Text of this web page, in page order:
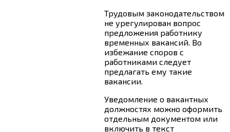
Трудовым законодательством
не урегулирован вопрос
предложения работнику
временных вакансий. Во
избежание споров с
работниками следует
предлагать ему такие
вакансии.
Уведомление о вакантных
должностях можно оформить
отдельным документом или
включить в текст